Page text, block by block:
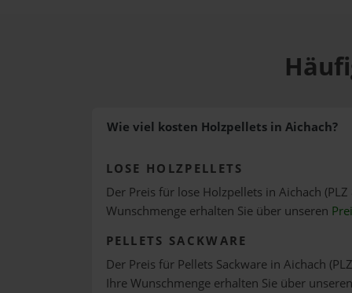
Wie viel kosten Holzpellets in Aichach?
LOSE HOLZPELLETS
Der Preis für lose Holzpellets in Aichach
Wunschmenge erhalten Sie über unseren
PELLETS SACKWARE
Der Preis für Pellets Sackware in Aichach
Ihre Wunschmenge erhalten Sie über unseren